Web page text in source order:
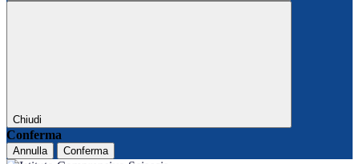
Chiudi
Conferma
Annulla Conferma